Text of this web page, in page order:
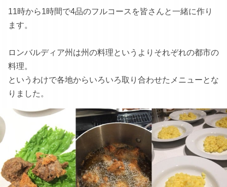
11時から1時間で4品のフルコースを皆さんと一緒に作り
ます。
ロンバルディア州は州の料理というよりそれぞれの都市の
料理。
というわけで各地からいろいろ取り合わせたメニューとな
りました。